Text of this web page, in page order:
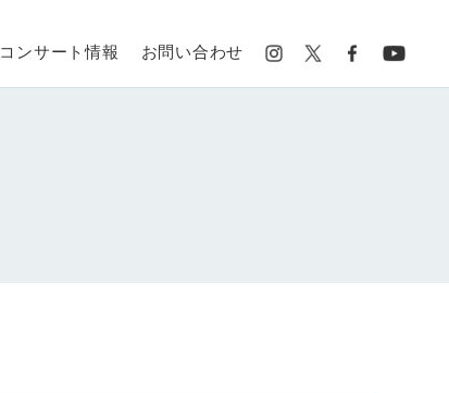
コンサート情報 お問い合わせ